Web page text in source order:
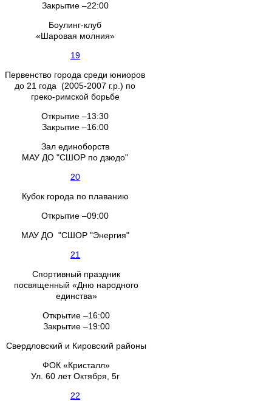
Закрытие –22:00
Боулинг-клуб
«Шаровая молния»
19
Первенство города среди юниоров
до 21 года (2005-2007 г.р.) по
греко-римской борьбе
Открытие –13:30
Закрытие –16:00
Зал единоборств
МАУ ДО "СШОР по дзюдо"
20
Кубок города по плаванию
Открытие –09:00
МАУ ДО "СШОР "Энергия"
21
Спортивный праздник
посвященный «Дню народного
единства»
Открытие –16:00
Закрытие –19:00
Свердловский и Кировский районы
ФОК «Кристалл»
Ул. 60 лет Октября, 5г
22